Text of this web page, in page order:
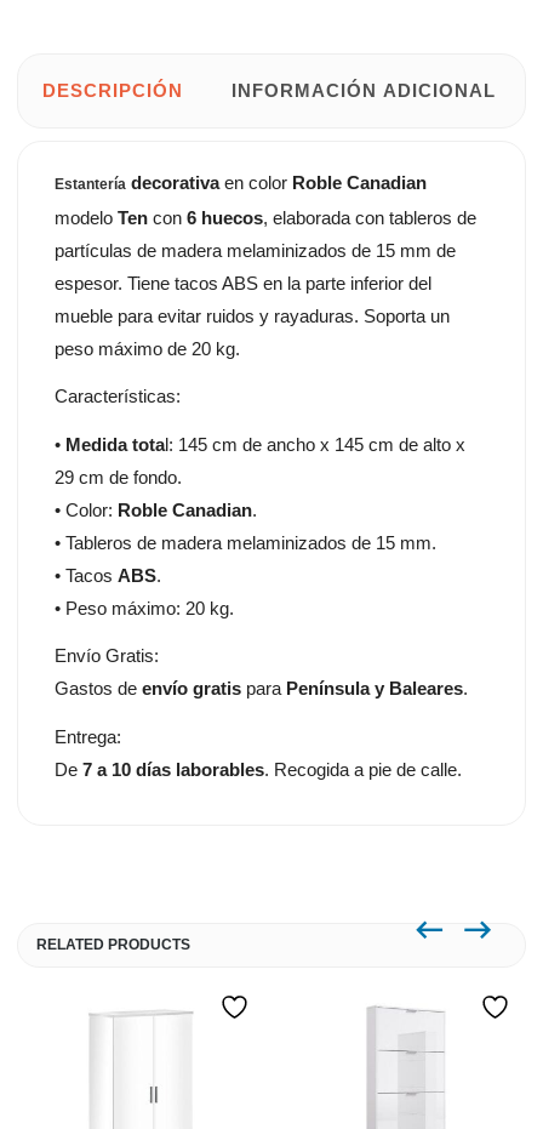
DESCRIPCIÓN INFORMACIÓN ADICIONAL
Estantería decorativaen color Roble Canadian
modeloTen con 6 huecos, elaborada con tableros de
partículas de madera melaminizados de 15 mm de
espesor. Tiene tacos ABS en la parte inferior del
mueble para evitar ruidos y rayaduras. Soporta un
peso máximo de 20 kg.
Características:
• Medida total: 145 cm de ancho x 145 cm de alto x
29 cm de fondo.
• Color: Roble Canadian.
• Tableros de madera melaminizados de 15 mm.
• TacosABS.
• Peso máximo: 20 kg.
Envío Gratis:
Gastos deenvío gratis para Península y Baleares.
Entrega:
De7 a 10 días laborables. Recogida a pie de calle.
RELATED PRODUCTS